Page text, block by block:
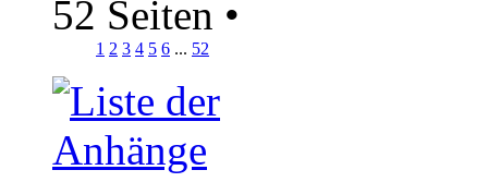
52 Seiten •
1 2 3 4 5 6 ... 52